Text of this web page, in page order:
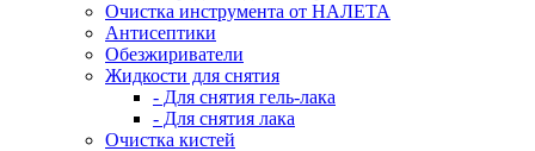
Очистка инструмента от НАЛЕТА
Антисептики
Обезжириватели
Жидкости для снятия
- Для снятия гель-лака
- Для снятия лака
Очистка кистей